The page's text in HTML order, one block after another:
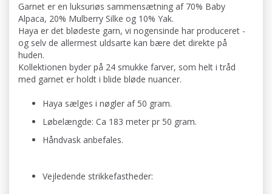
Garnet er en luksuriøs sammensætning af 70% Baby
Alpaca, 20% Mulberry Silke og 10% Yak.
Haya er det blødeste garn, vi nogensinde har produceret -
og selv de allermest uldsarte kan bære det direkte på
huden.
Kollektionen byder på 24 smukke farver, som helt i tråd
med garnet er holdt i blide bløde nuancer.
Haya sælges i nøgler af 50 gram.
Løbelængde: Ca 183 meter pr 50 gram.
Håndvask anbefales.
Vejledende strikkefastheder: